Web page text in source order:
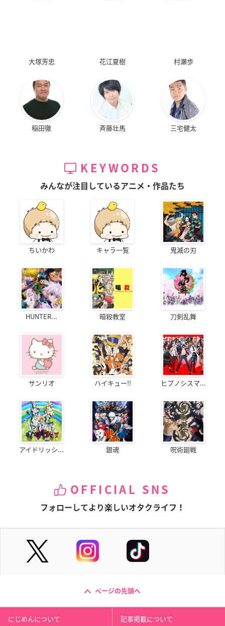
大塚芳忠 花江夏樹 村瀬歩
稲田徹 斉藤壮馬 三宅健太
KEYWORDS
みんなが注目しているアニメ・作品たち
ちいかわ キャラ一覧 鬼滅の刃
HUNTER... 暗殺教室 刀剣乱舞
サンリオ ハイキュー!! ヒプノシスマ...
アイドリッシ... 銀魂 呪術廻戦
OFFICIAL SNS
フォローしてより楽しいオタクライフ！
ページの先頭へ
にじめんについて 記事掲載について